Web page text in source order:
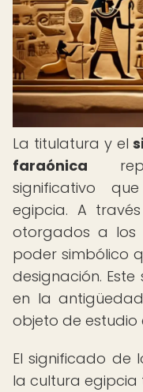
La titulatura y el
faraónica
significativo
egipcia. A
otorgados a los
poder simbólico
designación.
en la
objeto de
El significado de
la cultura egipcia